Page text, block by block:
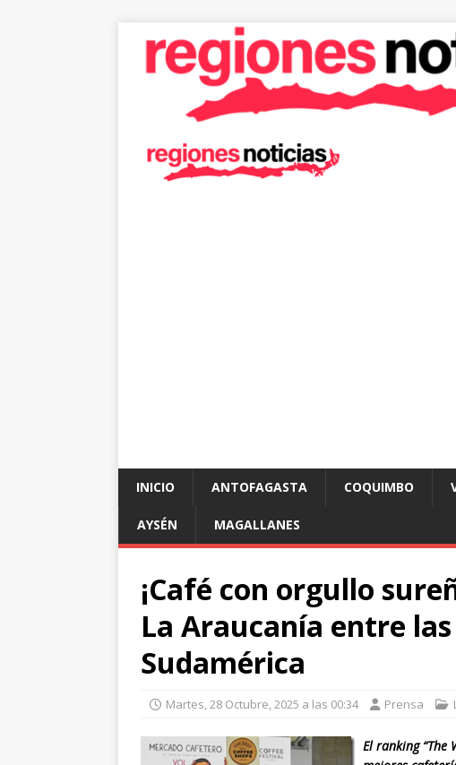
INICIO ANTOFAGASTA COQUIMBO
AYSÉN MAGALLANES
¡Café con orgullo
La Araucanía entre
Sudamérica
Martes, 28 Octubre, 2025 a las 00:34 Prensa
El ranking “The